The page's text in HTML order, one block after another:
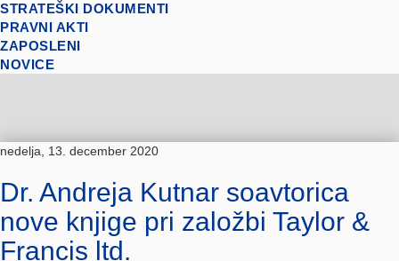
STRATEŠKI DOKUMENTI
PRAVNI AKTI
ZAPOSLENI
NOVICE
nedelja, 13. december 2020
Dr. Andreja Kutnar soavtorica
nove knjige pri založbi Taylor &
Francis ltd.